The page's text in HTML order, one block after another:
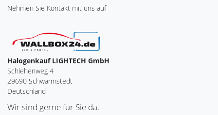
Nehmen Sie Kontakt mit uns auf
Halogenkauf LIGHTECH GmbH
Schlehenweg 4
29690 Schwarmstedt
Deutschland
Wir sind gerne für Sie da.